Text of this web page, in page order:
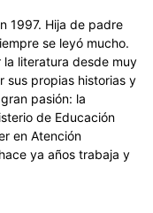
1997. Hija de padre
se leyó mucho.
la literatura desde muy
sus propias historias y
pasión: la
de Educación
en Atención
ya años trabaja y